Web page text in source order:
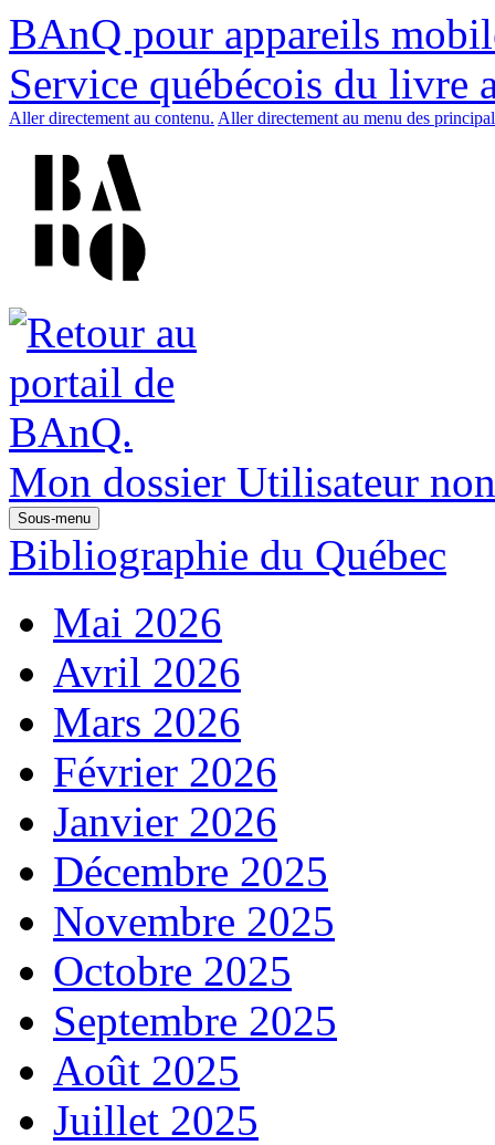
BAnQ pour appareils
Service québécois du livre
Aller directement au contenu. Aller directement au menu des
Mon dossier Utilisateur
Sous-menu
Bibliographie du Québec
Mai 2026
Avril 2026
Mars 2026
Février 2026
Janvier 2026
Décembre 2025
Novembre 2025
Octobre 2025
Septembre 2025
Août 2025
Juillet 2025